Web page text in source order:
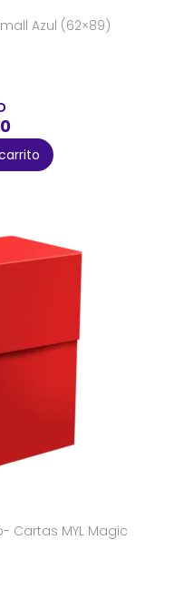
Azul (62×89)
Cartas MYL Magic